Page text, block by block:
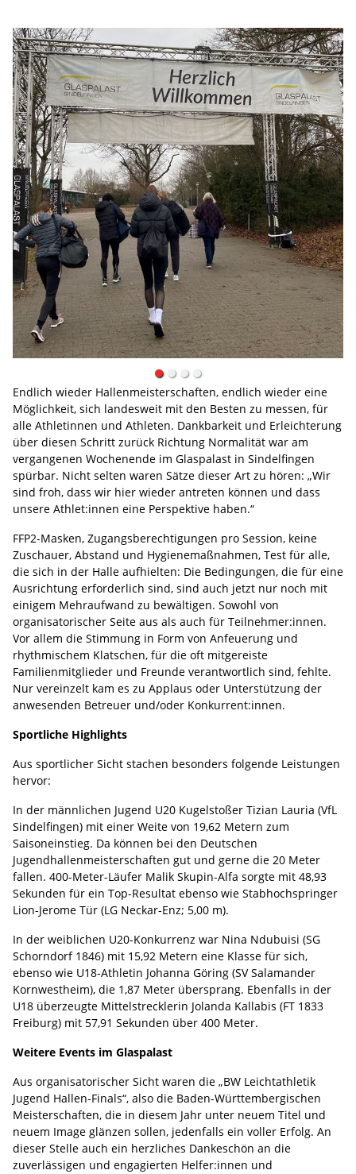
Gelungene Auftakt-Meisterschaften mit einem Stück mehr Normalität
Sindelfinger Glaspalast.
Endlich wieder Hallenmeisterschaften, endlich wieder eine
Möglichkeit, sich landesweit mit den Besten zu messen, für
alle Athletinnen und Athleten. Dankbarkeit und Erleichterung
über diesen Schritt zurück Richtung Normalität war am
vergangenen Wochenende im Glaspalast in Sindelfingen
spürbar. Nicht selten waren Sätze dieser Art zu hören: „Wir
sind froh, dass wir hier wieder antreten können und dass
unsere Athlet:innen eine Perspektive haben.“
FFP2-Masken, Zugangsberechtigungen pro Session, keine
Zuschauer, Abstand und Hygienemaßnahmen, Test für alle,
die sich in der Halle aufhielten: Die Bedingungen, die für eine
Ausrichtung erforderlich sind, sind auch jetzt nur noch mit
einigem Mehraufwand zu bewältigen. Sowohl von
organisatorischer Seite aus als auch für Teilnehmer:innen.
Vor allem die Stimmung in Form von Anfeuerung und
rhythmischem Klatschen, für die oft mitgereiste
Familienmitglieder und Freunde verantwortlich sind, fehlte.
Nur vereinzelt kam es zu Applaus oder Unterstützung der
anwesenden Betreuer und/oder Konkurrent:innen.
Sportliche Highlights
Aus sportlicher Sicht stachen besonders folgende Leistungen
hervor:
In der männlichen Jugend U20 Kugelstoßer Tizian Lauria (VfL
Sindelfingen) mit einer Weite von 19,62 Metern zum
Saisoneinstieg. Da können bei den Deutschen
Jugendhallenmeisterschaften gut und gerne die 20 Meter
fallen. 400-Meter-Läufer Malik Skupin-Alfa sorgte mit 48,93
Sekunden für ein Top-Resultat ebenso wie Stabhochspringer
Lion-Jerome Tür (LG Neckar-Enz; 5,00 m).
In der weiblichen U20-Konkurrenz war Nina Ndubuisi (SG
Schorndorf 1846) mit 15,92 Metern eine Klasse für sich,
ebenso wie U18-Athletin Johanna Göring (SV Salamander
Kornwestheim), die 1,87 Meter übersprang. Ebenfalls in der
U18 überzeugte Mittelstrecklerin Jolanda Kallabis (FT 1833
Freiburg) mit 57,91 Sekunden über 400 Meter.
Weitere Events im Glaspalast
Aus organisatorischer Sicht waren die „BW Leichtathletik
Jugend Hallen-Finals“, also die Baden-Württembergischen
Meisterschaften, die in diesem Jahr unter neuem Titel und
neuem Image glänzen sollen, jedenfalls ein voller Erfolg. An
dieser Stelle auch ein herzliches Dankeschön an die
zuverlässigen und engagierten Helfer:innen und